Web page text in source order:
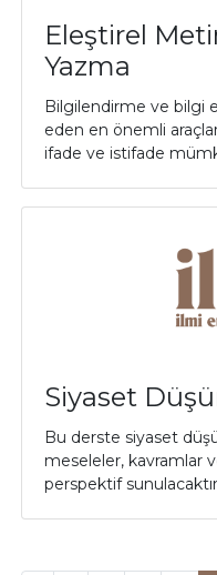
Eleştirel
Yazma
Bilgilendirme ve bilgi
eden en önemli
ifade ve istifade
Siyaset
Bu derste siyaset
meseleler, kavramlar
perspektif